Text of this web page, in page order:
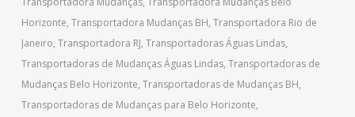
Horizonte, Transportadora Mudanças BH, Transportadora Rio de
Janeiro, Transportadora RJ, Transportadoras Águas Lindas,
Transportadoras de Mudanças Águas Lindas, Transportadoras de
Mudanças Belo Horizonte, Transportadoras de Mudanças BH,
Transportadoras de Mudanças para Belo Horizonte,